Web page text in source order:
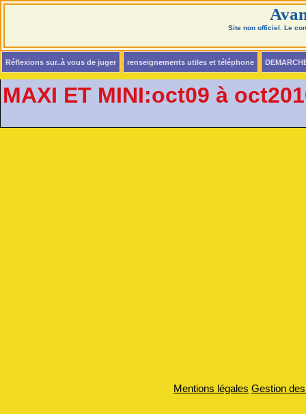
Site non officiel. Le
Réflexions sur..à vous de juger renseignements utiles et téléphone
MAXI ET MINI:oct09 à
Mentions légales Gestion